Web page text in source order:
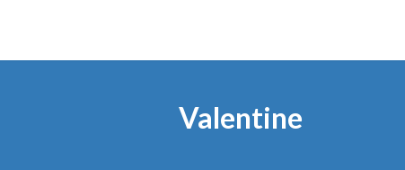
Valentine